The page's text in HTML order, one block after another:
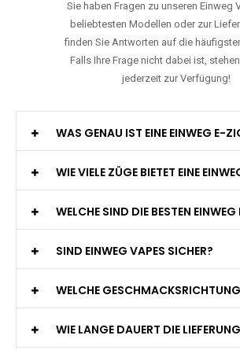
Sie haben Fragen zu unseren Einweg
beliebtesten Modellen oder zur
finden Sie Antworten auf die
Falls Ihre Frage nicht dabei ist,
jederzeit zur Verfügung!
WAS GENAU IST EINE EINWEG E-
WIE VIELE ZÜGE BIETET EINE
WELCHE SIND DIE BESTEN
SIND EINWEG VAPES SICHER?
WELCHE
WIE LANGE DAUERT DIE